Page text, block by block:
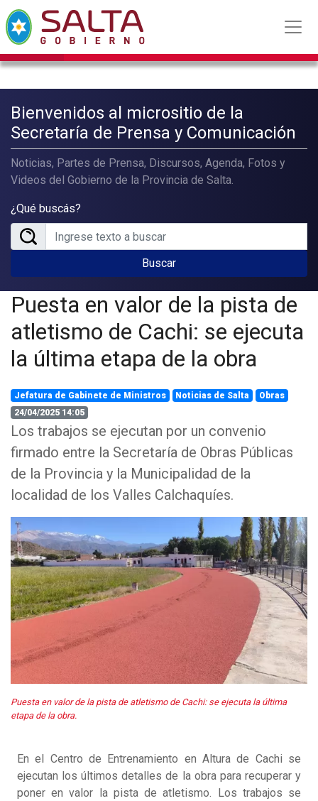
Bienvenidos al micrositio de la
Secretaría de Prensa y Comunicación
Noticias, Partes de Prensa, Discursos, Agenda, Fotos y
Videos del Gobierno de la Provincia de Salta.
¿Qué buscás?
Buscar
Puesta en valor de la pista de
atletismo de Cachi: se ejecuta
la última etapa de la obra
Jefatura de Gabinete de Ministros Noticias de Salta
Obras
24/04/2025 14:05
Los trabajos se ejecutan por un convenio
firmado entre la Secretaría de Obras Públicas
de la Provincia y la Municipalidad de la
localidad de los Valles Calchaquíes.
Puesta en valor de la pista de atletismo de Cachi: se ejecuta la última
etapa de la obra.
En el Centro de Entrenamiento en Altura de Cachi se
ejecutan los últimos detalles de la obra para recuperar y
poner en valor la pista de atletismo. Los trabajos se